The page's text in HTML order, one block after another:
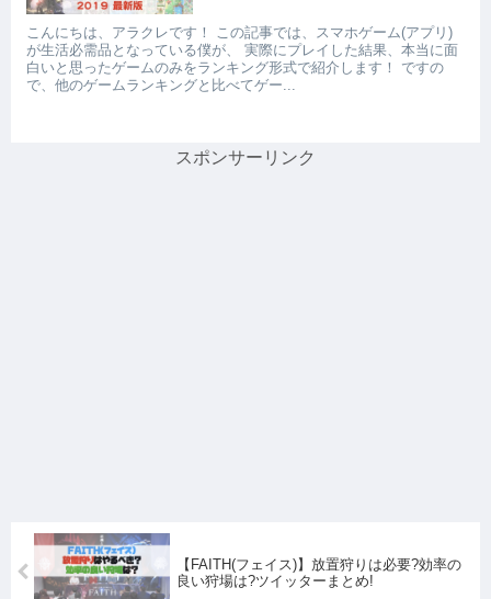
こんにちは、アラクレです！ この記事では、スマホゲーム(アプリ)
が生活必需品となっている僕が、 実際にプレイした結果、本当に面
白いと思ったゲームのみをランキング形式で紹介します！ ですの
で、他のゲームランキングと比べてゲー...
スポンサーリンク
【FAITH(フェイス)】放置狩りは必要?効率の
良い狩場は?ツイッターまとめ!